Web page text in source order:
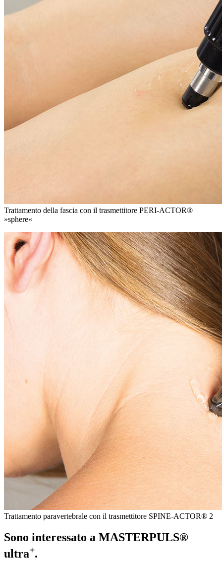
Trattamento della fascia con il trasmettitore PERI-ACTOR®
»sphere«
Trattamento paravertebrale con il trasmettitore SPINE-ACTOR® 2
Sono interessato a MASTERPULS®
ultra+.